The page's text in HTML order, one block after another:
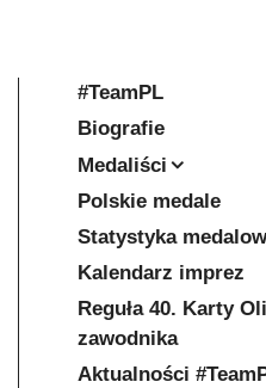
#TeamPL
Biografie
Medaliści
Polskie medale
Statystyka
Kalendarz imprez
Reguła 40. Karty
zawodnika
Aktualności